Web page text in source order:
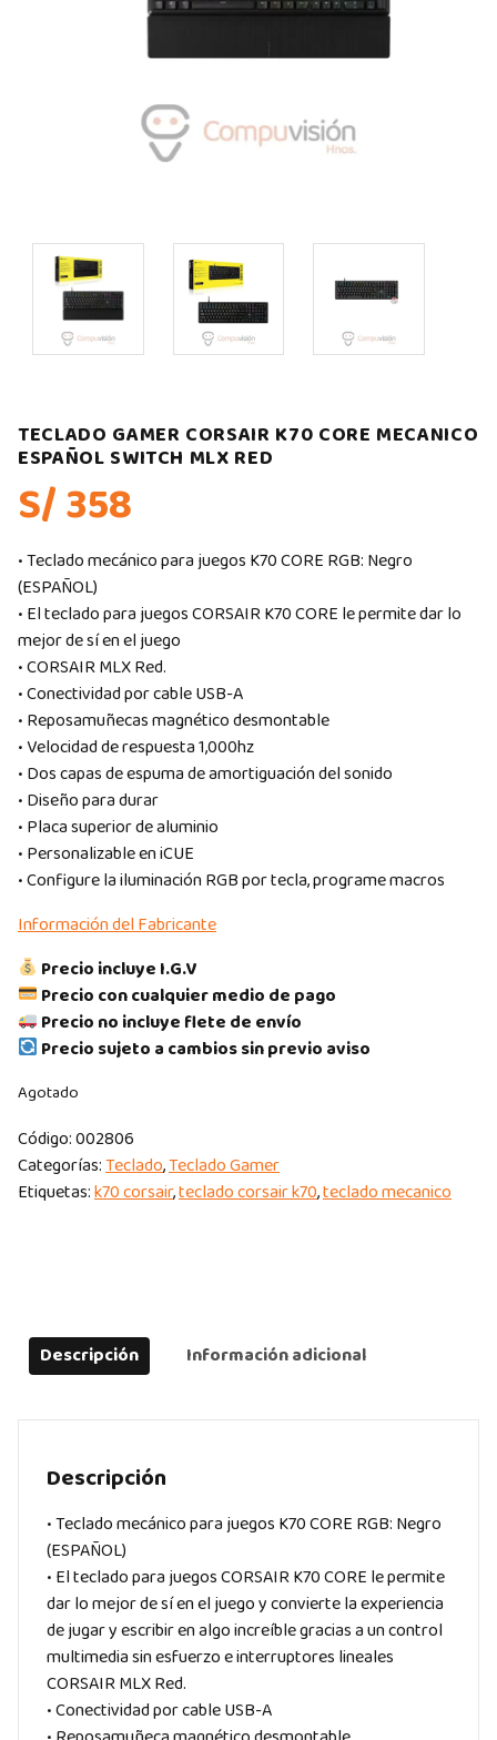
TECLADO GAMER CORSAIR K70 CORE MECANICO
ESPAÑOL SWITCH MLX RED
S/ 358
• Teclado mecánico para juegos K70 CORE RGB: Negro
(ESPAÑOL)
• El teclado para juegos CORSAIR K70 CORE le permite dar lo
mejor de sí en el juego
• CORSAIR MLX Red.
• Conectividad por cable USB-A
• Reposamuñecas magnético desmontable
• Velocidad de respuesta 1,000hz
• Dos capas de espuma de amortiguación del sonido
• Diseño para durar
• Placa superior de aluminio
• Personalizable en iCUE
• Configure la iluminación RGB por tecla, programe macros
Información del Fabricante
Precio incluye I.G.V
Precio con cualquier medio de pago
Precio no incluye flete de envío
Precio sujeto a cambios sin previo aviso
Agotado
Código:002806
Categorías:Teclado,Teclado Gamer
Etiquetas:k70 corsair,teclado corsair k70,teclado mecanico
Descripción Información adicional
Descripción
• Teclado mecánico para juegos K70 CORE RGB: Negro
(ESPAÑOL)
• El teclado para juegos CORSAIR K70 CORE le permite
dar lo mejor de sí en el juego y convierte la experiencia
de jugar y escribir en algo increíble gracias a un control
multimedia sin esfuerzo e interruptores lineales
CORSAIR MLX Red.
• Conectividad por cable USB-A